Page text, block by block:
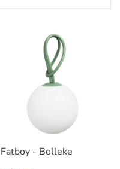
Fatboy - Bolleke